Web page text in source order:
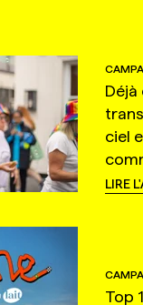
Déjà
ciel
LIRE
Top